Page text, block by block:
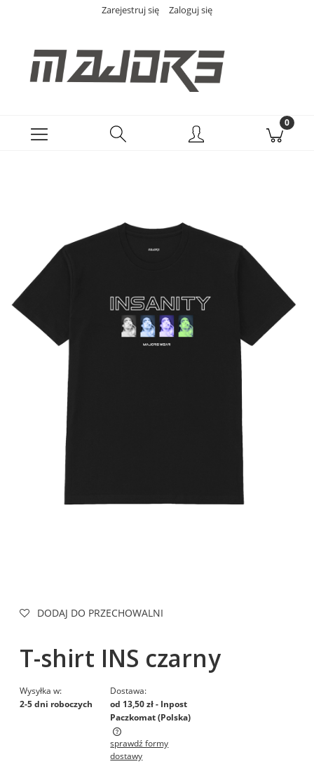
Zarejestruj się Zaloguj się
DODAJ DO PRZECHOWALNI
T-shirt INS czarny
Wysyłka w:
2-5 dni roboczych
Dostawa:
od 13,50 zł- Inpost
Paczkomat(Polska)
Cena nie zawiera ewentualnych kosztów płatności
sprawdź formy
dostawy